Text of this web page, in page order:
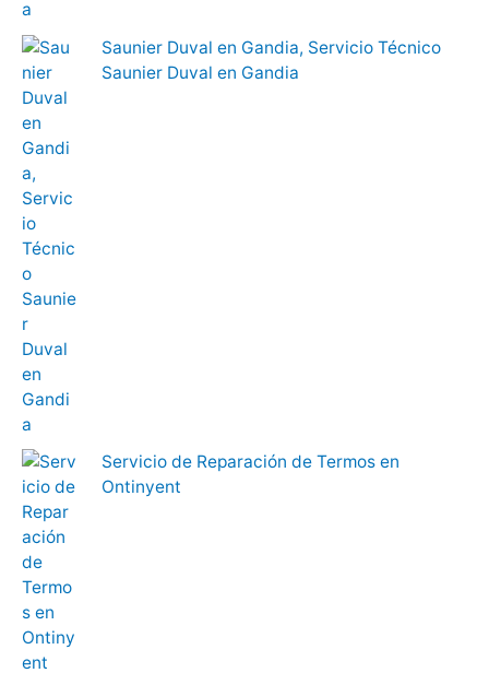
Saunier Duval en Gandia, Servicio Técnico
Saunier Duval en Gandia
Servicio de Reparación de Termos en
Ontinyent